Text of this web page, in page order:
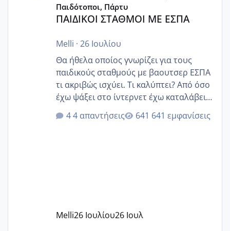
Παιδότοποι, Πάρτυ
ΠΑΙΔΙΚΟΙ ΣΤΑΘΜΟΙ ΜΕ ΕΣΠΑ
Melli · 26 Ιουλίου
Θα ήθελα οποίος γνωρίζει για τους
παιδικούς σταθμούς με βαουτσερ ΕΣΠΑ
τι ακριβώς ισχύει. Τι καλύπτει? Από όσο
έχω ψάξει στο ίντερνετ έχω καταλάβει
ότι το βαουτσερ καλύπτει όλα τα
δίδακτρα και τα τροφεια του ιδιωτικού
Εγώ πήγα σε έναν ιδιωτικό παιδικό στ
4 απαντήσεις 641 εμφανίσεις
Melli26 Ιουλίου26 Ιουλ